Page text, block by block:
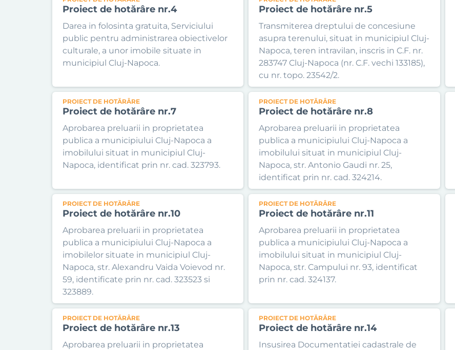
Proiect de hotărâre nr.4
Darea in folosinta gratuita, Serviciului
public pentru administrarea obiectivelor
culturale, a unor imobile situate in
municipiul Cluj-Napoca.
Proiect de hotărâre nr.5
Transmiterea dreptului de concesiune
asupra terenului, situat in municipiul Cluj-
Napoca, teren intravilan, inscris in C.F. nr.
283747 Cluj-Napoca (nr. C.F. vechi 133185),
cu nr. topo. 23542/2.
PROIECT DE HOTĂRÂRE
Proiect de hotărâre nr.7
Aprobarea preluarii in proprietatea
publica a municipiului Cluj-Napoca a
imobilului situat in municipiul Cluj-
Napoca, identificat prin nr. cad. 323793.
PROIECT DE HOTĂRÂRE
Proiect de hotărâre nr.8
Aprobarea preluarii in proprietatea
publica a municipiului Cluj-Napoca a
imobilului situat in municipiul Cluj-
Napoca, str. Antonio Gaudi nr. 25,
identificat prin nr. cad. 324214.
PROIECT DE HOTĂRÂRE
Proiect de hotărâre nr.10
Aprobarea preluarii in proprietatea
publica a municipiului Cluj-Napoca a
imobilelor situate in municipiul Cluj-
Napoca, str. Alexandru Vaida Voievod nr.
59, identificate prin nr. cad. 323523 si
323889.
PROIECT DE HOTĂRÂRE
Proiect de hotărâre nr.11
Aprobarea preluarii in proprietatea
publica a municipiului Cluj-Napoca a
imobilului situat in municipiul Cluj-
Napoca, str. Campului nr. 93, identificat
prin nr. cad. 324137.
PROIECT DE HOTĂRÂRE
Proiect de hotărâre nr.13
Aprobarea preluarii in proprietatea
PROIECT DE HOTĂRÂRE
Proiect de hotărâre nr.14
Insusirea Documentatiei cadastrale de